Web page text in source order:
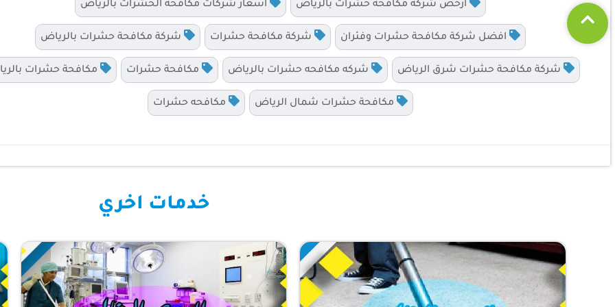
ارخص شركة مكافحة حشرات بالرياض اسعار شركات مكافحة الحشرات بالرياض
افضل شركة مكافحة حشرات وفئران شركة مكافحة حشرات شركة مكافحة حشرات بالرياض
شركة مكافحة حشرات شرق الرياض شركه مكافحه حشرات بالرياض مكافحة حشرات مكافحة حشرات
مكافحة حشرات شمال الرياض مكافحه حشرات
خدمات اخري